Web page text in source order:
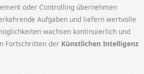
oder Controlling übernehmen
Aufgaben und liefern wertvolle
wachsen kontinuierlich und
Fortschritten der Künstlichen Intelligenz